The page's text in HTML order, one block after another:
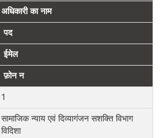
अधिकारी का नाम
पद
ईमेल
फ़ोन न
1
सामाजिक न्‍याय एवं दिव्‍यागंजन सशक्ति विभाग
विदिशा